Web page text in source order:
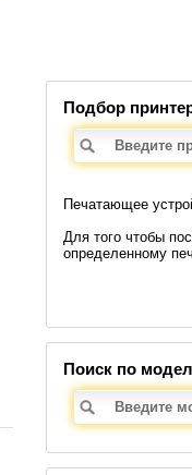
Подбор
Печатающее
Для того чтобы
определенному
Поиск по